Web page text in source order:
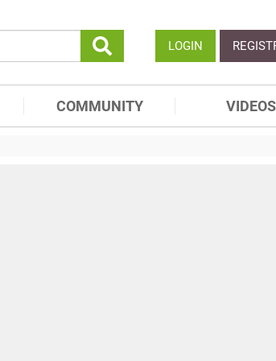
LOGIN
COMMUNITY VIDEOS